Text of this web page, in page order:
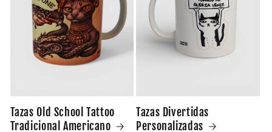
Tazas Old School Tattoo
Tradicional Americano
Tazas Divertidas
Personalizadas